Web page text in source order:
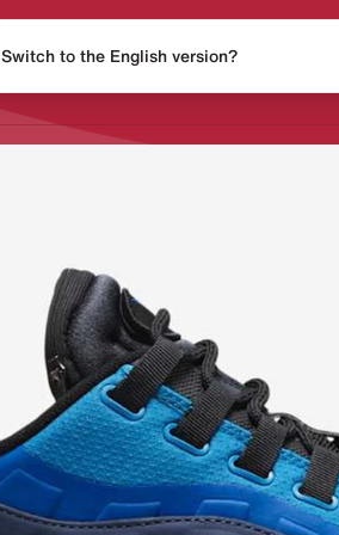
Release Kalender
Switch to the English version?